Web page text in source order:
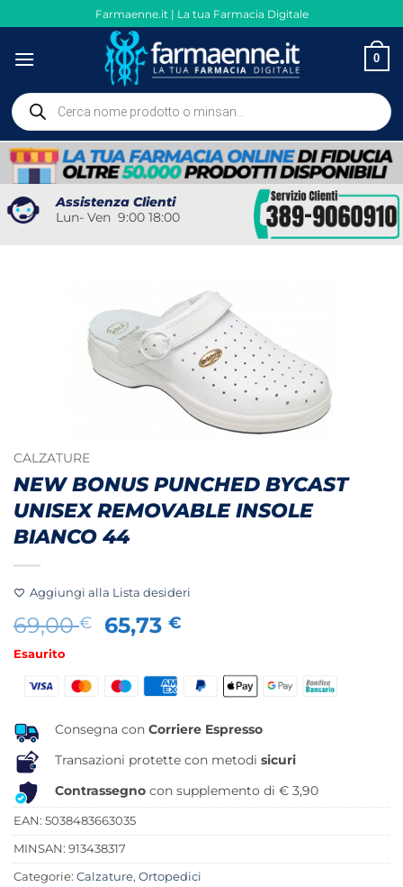
ai
contenuti
Farmaenne.it | La tua Farmacia Digitale
0
Ricerca
prodotti
Assistenza Clienti
Lun- Ven 9:00 18:00
CALZATURE
NEW BONUS PUNCHED BYCAST
UNISEX REMOVABLE INSOLE
BIANCO 44
Aggiungi alla Lista desideri
69,00€
Il
era:
65,73€
attuale
è:
Esaurito
Consegna con Corriere Espresso
Transazioni protette con metodi sicuri
Contrassegno con supplemento di € 3,90
EAN: 5038483663035
MINSAN: 913438317
Categorie: Calzature, Ortopedici